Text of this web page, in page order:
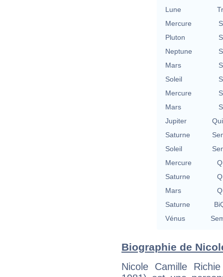
Lune
Mercure
Pluton
Neptune
Mars
Soleil
Mercure
Mars
Jupiter
Saturne
Soleil
Mercure
Saturne
Mars
Saturne
Vénus
Biographie de
Nicole Camille